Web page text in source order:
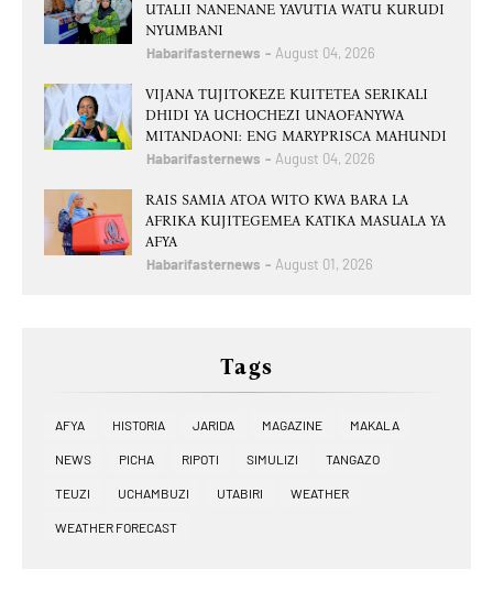
UTALII NANENANE YAVUTIA WATU KURUDI
NYUMBANI
Habarifasternews August 04, 2026
VIJANA TUJITOKEZE KUITETEA SERIKALI
DHIDI YA UCHOCHEZI UNAOFANYWA
MITANDAONI: ENG MARYPRISCA MAHUNDI
Habarifasternews August 04, 2026
RAIS SAMIA ATOA WITO KWA BARA LA
AFRIKA KUJITEGEMEA KATIKA MASUALA YA
AFYA
Habarifasternews August 01, 2026
Tags
AFYA HISTORIA JARIDA MAGAZINE MAKALA
NEWS PICHA RIPOTI SIMULIZI TANGAZO
TEUZI UCHAMBUZI UTABIRI WEATHER
WEATHER FORECAST